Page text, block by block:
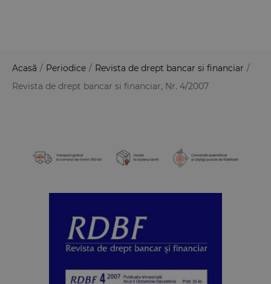
Acasă / Periodice / Revista de drept bancar si financiar /
Revista de drept bancar si financiar, Nr. 4/2007